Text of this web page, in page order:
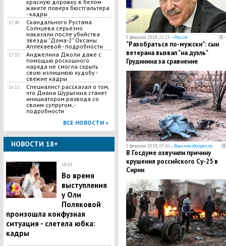
красную дорожку в белом
жакете поверх бюстгальтера
- кадры
17:40
Скандального Рустама
Солнцева серьезно
наказали после убийства
звезды "Дома-2" Оксаны
Аплекаевой - подробности
17:32
Анджелина Джоли даже с
помощью роскошного
наряда не смогла скрыть
свою излишнюю худобу -
свежие кадры
16:11
Специалист рассказал о том,
что Диана Шурыгина станет
инициатором развода со
своим супругом, -
подробности
ВСЕ НОВОСТИ »
НОВОСТИ 18+
18:03
Во время
выступления
у Оли
Поляковой
произошла конфузная
ситуация - слетела юбка:
кадры
5 февраля 2018, 21:25 —Россия
"Разобраться по-мужски": сын
ветерана вызвал "на дуэль"
Грудинина за сравнение
фронтовиков со "стадом
5 февраля 2018, 19:36 —Военное обозрение
В Госдуме озвучили причину
крушения российского Су-25 в
Сирии